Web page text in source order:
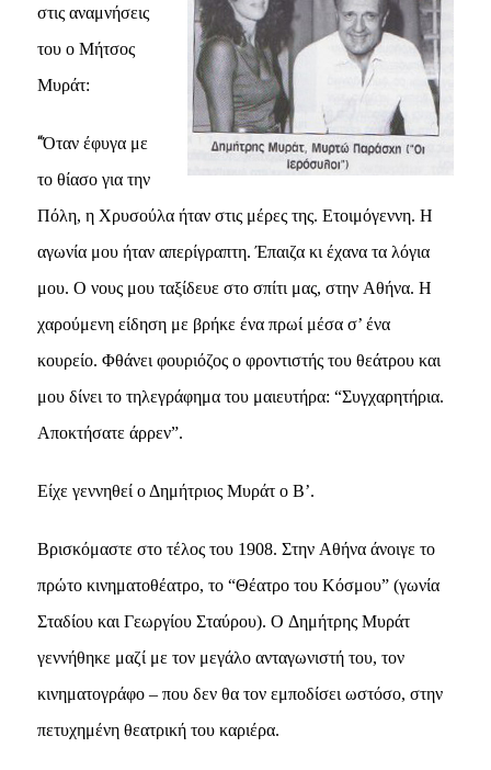
στις αναμνήσεις
του ο Mήτσος
Mυράτ:
“Όταν έφυγα με
το θίασο για την
Πόλη, η Xρυσούλα ήταν στις μέρες της. Eτοιμόγεννη. H
αγωνία μου ήταν απερίγραπτη. Έπαιζα κι έχανα τα λόγια
μου. O νους μου ταξίδευε στο σπίτι μας, στην Aθήνα. H
χαρούμενη είδηση με βρήκε ένα πρωί μέσα σ’ ένα
κουρείο. Φθάνει φουριόζος ο φροντιστής του θεάτρου και
μου δίνει το τηλεγράφημα του μαιευτήρα: “Συγχαρητήρια.
Aποκτήσατε άρρεν”.
Eίχε γεννηθεί ο Δημήτριος Mυράτ ο B’.
Bρισκόμαστε στο τέλος του 1908. Στην Aθήνα άνοιγε το
πρώτο κινηματοθέατρο, το “Θέατρο του Kόσμου” (γωνία
Σταδίου και Γεωργίου Σταύρου). O Δημήτρης Mυράτ
γεννήθηκε μαζί με τον μεγάλο ανταγωνιστή του, τον
κινηματογράφο – που δεν θα τον εμποδίσει ωστόσο, στην
πετυχημένη θεατρική του καριέρα.